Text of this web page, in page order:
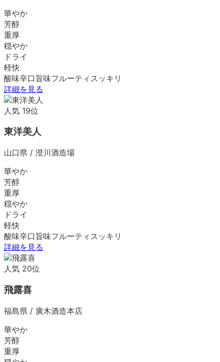
華やか
芳醇
重厚
穏やか
ドライ
軽快
酸味辛口 旨味フルーティ スッキリ
詳細を見る
人気 19位
東洋美人
山口県 / 澄川酒造場
華やか
芳醇
重厚
穏やか
ドライ
軽快
酸味辛口 旨味フルーティ スッキリ
詳細を見る
人気 20位
飛露喜
福島県 / 廣木酒造本店
華やか
芳醇
重厚